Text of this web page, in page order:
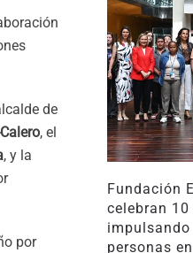
de
, el
, y la
por
Fundación
celebran
impulsando
personas